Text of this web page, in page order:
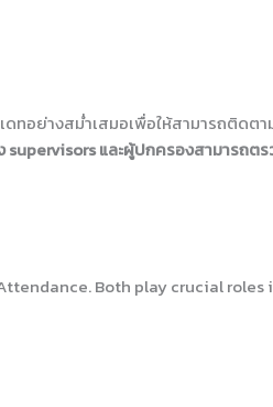
อย่างสม่ำเสมอเพื่อให้สามารถติดตา
supervisors และผู้ปกครองสามารถต
Both play crucial roles